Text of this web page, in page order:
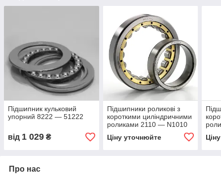
Підшипник кульковий
упорний 8222 — 51222
від 1 029 ₴
Підшипники роликові з
короткими циліндричними
роликами 2110 — N1010
Ціну уточнюйте
Про нас